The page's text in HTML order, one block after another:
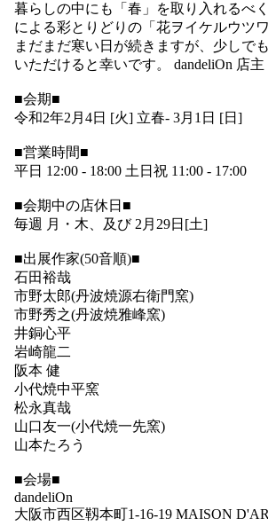
暮らしの中にも「春」を取り入れるべ
による彩とりどりの「花ヲイケルウツ
まだまだ寒い日が続きますが、少しで
いただけると幸いです。 dandeliOn 店主
■会期■
令和2年2月4日 [火] 立春- 3月1日 [日]
■営業時間■
平日 12:00 - 18:00 土日祝 11:00 - 17:00
■会期中の店休日■
毎週 月・木、及び 2月29日[土]
■出展作家(50音順)■
石田裕哉
市野太郎(丹波焼源右衛門窯)
市野秀之(丹波焼雅峰窯)
井銅心平
岩崎龍二
阪本 健
小代焼中平窯
松永真哉
山口友一(小代焼一先窯)
山本たろう
■会場■
dandeliOn
大阪市西区靱本町1-16-19 MAISON